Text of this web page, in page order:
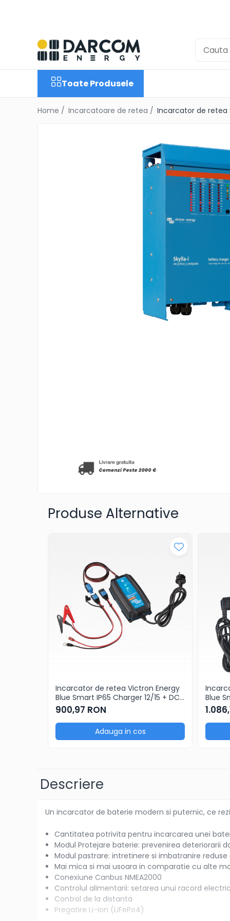
Automotive
Marine
Invertoare Hibrid
Plumb Carbon
Cleme structura sigle/speed
Structura Dome
Structura SingleRail
Structura BasicRail
Produse Resigilate
Toate Produsele
Home / Incarcatoare de retea / Incarcator de retea
Produse Alternative
Incarcator de retea Victron Energy
Blue Smart IP65 Charger 12/15 + DC
connector
900,97 RON
Adauga in cos
Blue
Descriere
Un incarcator de baterie modern si puternic, ce
Cantitatea potrivita pentru incarcarea unei
Modul Protejare baterie: prevenirea deteriorarii
Modul pastrare: intretinere si imbatranire
Mai mica si mai usoara in comparatie cu alte
Conexiune Canbus NMEA2000
Controlul alimentarii: setarea unui racord
Control de la distanta
Pregatire Li-ion (LiFePo4)